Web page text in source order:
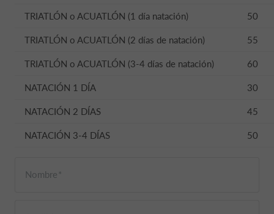
TRIATLÓN o ACUATLÓN (1 día natación) 50
TRIATLÓN o ACUATLÓN (2 días de natación) 55
TRIATLÓN o ACUATLÓN (3-4 días de natación) 60
NATACIÓN 1 DÍA 30
NATACIÓN 2 DÍAS 45
NATACIÓN 3-4 DÍAS 50
Nombre